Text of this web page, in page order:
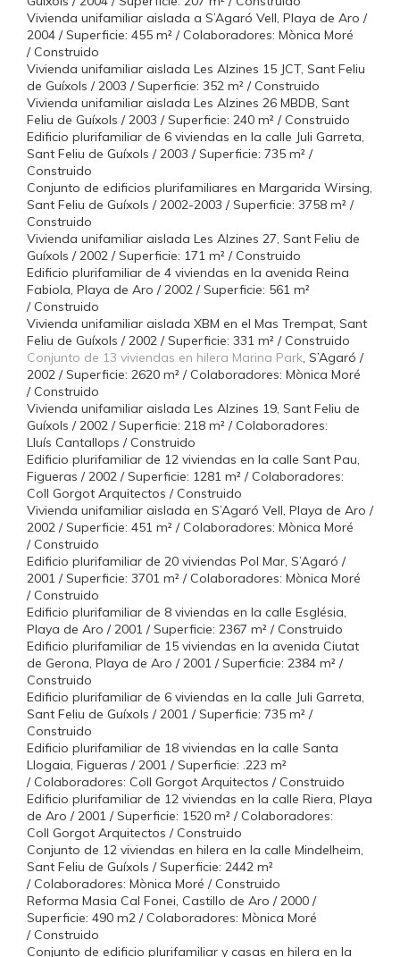
Vivienda unifamiliar aislada a S’Agaró Vell, Playa de Aro /
2004 / Superficie: 455 m² / Colaboradores: Mònica Moré
/ Construido
Vivienda unifamiliar aislada Les Alzines 15 JCT, Sant Feliu
de Guíxols / 2003 / Superficie: 352 m² / Construido
Vivienda unifamiliar aislada Les Alzines 26 MBDB, Sant
Feliu de Guíxols / 2003 / Superficie: 240 m² / Construido
Edificio plurifamiliar de 6 viviendas en la calle Juli Garreta,
Sant Feliu de Guíxols / 2003 / Superficie: 735 m² /
Construido
Conjunto de edificios plurifamiliares en Margarida Wirsing,
Sant Feliu de Guíxols / 2002-2003 / Superficie: 3758 m² /
Construido
Vivienda unifamiliar aislada Les Alzines 27, Sant Feliu de
Guíxols / 2002 / Superficie: 171 m² / Construido
Edificio plurifamiliar de 4 viviendas en la avenida Reina
Fabiola, Playa de Aro / 2002 / Superficie: 561 m²
/ Construido
Vivienda unifamiliar aislada XBM en el Mas Trempat, Sant
Feliu de Guíxols / 2002 / Superficie: 331 m² / Construido
Conjunto de 13 viviendas en hilera Marina Park, S’Agaró /
2002 / Superficie: 2620 m² / Colaboradores: Mònica Moré
/ Construido
Vivienda unifamiliar aislada Les Alzines 19, Sant Feliu de
Guíxols / 2002 / Superficie: 218 m² / Colaboradores:
Lluís Cantallops / Construido
Edificio plurifamiliar de 12 viviendas en la calle Sant Pau,
Figueras / 2002 / Superficie: 1281 m² / Colaboradores:
Coll Gorgot Arquitectos / Construido
Vivienda unifamiliar aislada en S’Agaró Vell, Playa de Aro /
2002 / Superficie: 451 m² / Colaboradores: Mònica Moré
/ Construido
Edificio plurifamiliar de 20 viviendas Pol Mar, S’Agaró /
2001 / Superficie: 3701 m² / Colaboradores: Mònica Moré
/ Construido
Edificio plurifamiliar de 8 viviendas en la calle Església,
Playa de Aro / 2001 / Superficie: 2367 m² / Construido
Edificio plurifamiliar de 15 viviendas en la avenida Ciutat
de Gerona, Playa de Aro / 2001 / Superficie: 2384 m² /
Construido
Edificio plurifamiliar de 6 viviendas en la calle Juli Garreta,
Sant Feliu de Guíxols / 2001 / Superficie: 735 m² /
Construido
Edificio plurifamiliar de 18 viviendas en la calle Santa
Llogaia, Figueras / 2001 / Superficie: .223 m²
/ Colaboradores: Coll Gorgot Arquitectos / Construido
Edificio plurifamiliar de 12 viviendas en la calle Riera, Playa
de Aro / 2001 / Superficie: 1520 m² / Colaboradores:
Coll Gorgot Arquitectos / Construido
Conjunto de 12 viviendas en hilera en la calle Mindelheim,
Sant Feliu de Guíxols / Superficie: 2442 m²
/ Colaboradores: Mònica Moré / Construido
Reforma Masia Cal Fonei, Castillo de Aro / 2000 /
Superficie: 490 m2 / Colaboradores: Mònica Moré
/ Construido
Conjunto de edificio plurifamiliar y casas en hilera en la